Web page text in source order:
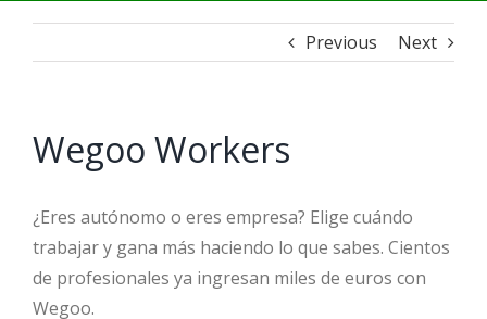
Previous Next
Wegoo Workers
¿Eres autónomo o eres empresa? Elige cuándo
trabajar y gana más haciendo lo que sabes. Cientos
de profesionales ya ingresan miles de euros con
Wegoo.